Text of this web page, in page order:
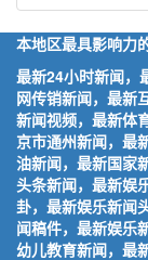
本地区最具影响力
最新24小时新闻，
网传销新闻，最新
新闻视频，最新体
京市通州新闻，最
油新闻，最新国家
头条新闻，最新娱
卦，最新娱乐新闻
闻稿件，最新娱乐
幼儿教育新闻，最